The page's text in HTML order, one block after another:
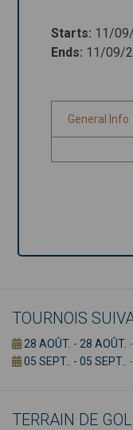
Starts: 11/
Ends: 11/09/
General Info
TOURNOIS
28 AOÛT. - 28 AOÛT. -
05 SEPT.. - 05 SEPT.. -
TERRAIN DE